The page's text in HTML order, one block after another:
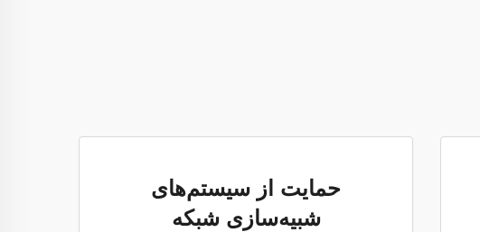
حمایت از سیستم‌های
شبیه‌سازی شبکه